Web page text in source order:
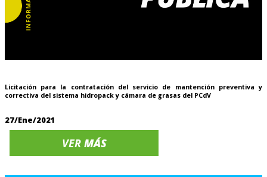
Licitación para la contratación del servicio de mantención preventiva y
correctiva del sistema hidropack y cámara de grasas del PCdV
27/Ene/2021
VER MÁS